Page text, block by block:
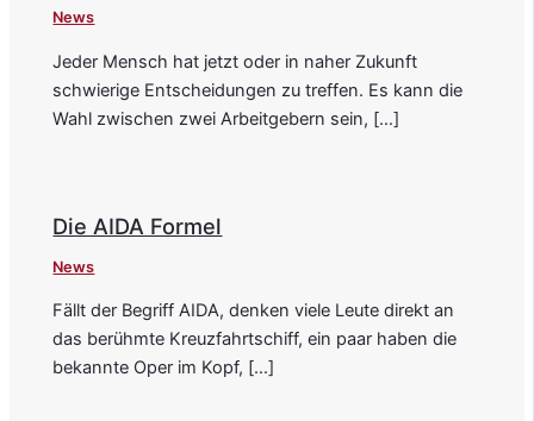
News
Jeder Mensch hat jetzt oder in naher Zukunft
schwierige Entscheidungen zu treffen. Es kann die
Wahl zwischen zwei Arbeitgebern sein, […]
Die AIDA Formel
News
Fällt der Begriff AIDA, denken viele Leute direkt an
das berühmte Kreuzfahrtschiff, ein paar haben die
bekannte Oper im Kopf, […]